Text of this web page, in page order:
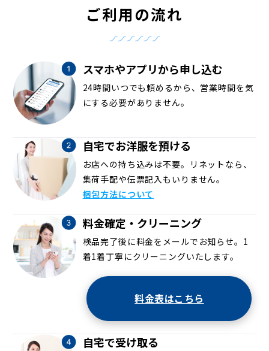
ご利用の流れ
スマホやアプリから申し込む
24時間いつでも頼めるから、営業時間を気
にする必要がありません。
自宅でお洋服を預ける
お店への持ち込みは不要。リネットなら、
集荷手配や伝票記入もいりません。
梱包方法について
料金確定・クリーニング
検品完了後に料金をメールでお知らせ。1
着1着丁寧にクリーニングいたします。
料金表はこちら
自宅で受け取る